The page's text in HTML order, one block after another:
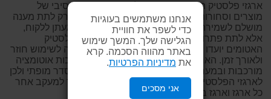
אנחנו משתמשים בעוגיות
כדי לשפר את חוויית
הגלישה שלך. המשך שימוש
באתר מהווה הסכמה. קרא
את מדיניות הפרטיות
אני מסכים
ארגזי פלסטיק תעשייתיים נועדו לשינוע ואחסון מאסיבי של
מוצרים וסחורות בכל סוגי התעשייה. הם נועדו לא רק לתת מענה
מושלם לשמירה על סחורות מרגע הזמנתן ועד להגעתן ללקוח,
אלא לתת פתרון ארוך טווח, טוב וחסכני. ארגזי הפלסטיק
האטומים יועדו ויוצרו כדי לשמש את עולם התעשייה לשימוש חוזר
ולאורך זמן. הארגזים בנויים לעבוד באמצעות מערכות אוטומציה
מורכבות ובמערכות הדורשות תיאום אופטימאלי וסדר מופתי ולכן
לארגזי הפלסטיק ניתן גם להוסיף לוגו ייעודי וברקוד למעקב אחר
כל ארגז וארגז בנפרד.